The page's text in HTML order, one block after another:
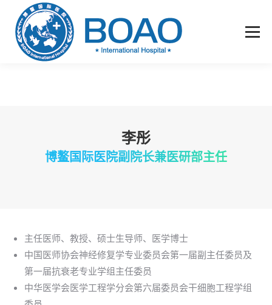
李彤
博鳌国际医院副院长兼医研部主任
主任医师、教授、硕士生导师、医学博士
中国医师协会神经修复学专业委员会第一届副主任委员及
第一届抗衰老专业学组主任委员
中华医学会医学工程学分会第六届委员会干细胞工程学组